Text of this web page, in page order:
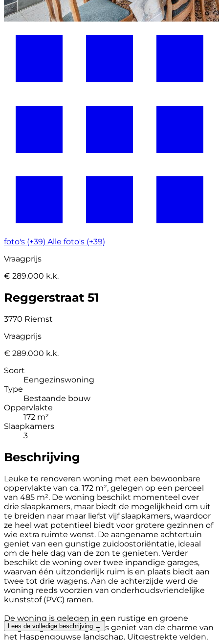
foto's (+39) Alle foto's (+39)
Vraagprijs
€ 289.000 k.k.
Reggerstraat 51
3770 Riemst
Vraagprijs
€ 289.000 k.k.
Soort
Eengezinswoning
Type
Bestaande bouw
Oppervlakte
172 m²
Slaapkamers
3
Beschrijving
Leuke te renoveren woning met een bewoonbare
oppervlakte van ca. 172 m², gelegen op een perceel
van 485 m². De woning beschikt momenteel over
drie slaapkamers, maar biedt de mogelijkheid om uit
te breiden naar maar liefst vijf slaapkamers, waardoor
ze heel wat potentieel biedt voor grotere gezinnen of
wie extra ruimte wenst. De aangename achtertuin
geniet van een gunstige zuidoostoriëntatie, ideaal
om de hele dag van de zon te genieten. Verder
beschikt de woning over twee inpandige garages,
waarvan één uitzonderlijk ruim is en plaats biedt aan
twee tot drie wagens. Aan de achterzijde werd de
woning reeds voorzien van onderhoudsvriendelijke
kunststof (PVC) ramen.
De woning is gelegen in een rustige en groene
omgeving waar u dagelijks geniet van de charme van
het Haspengouwse landschap. Uitgestrekte velden,
Lees de volledige beschrijving →